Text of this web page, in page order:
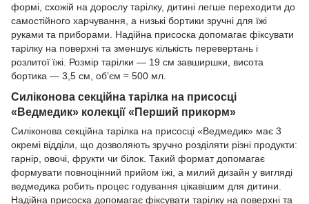
формі, схожій на дорослу тарілку, дитині легше переходити до
самостійного харчування, а низькі бортики зручні для їжі
руками та приборами. Надійна присоска допомагає фіксувати
тарілку на поверхні та зменшує кількість перевертань і
розлитої їжі. Розмір тарілки — 19 см завширшки, висота
бортика — 3,5 см, об’єм ≈ 500 мл.
Силіконова секційна тарілка на присосці
«Ведмедик» колекції «Перший прикорм»
Силіконова секційна тарілка на присосці «Ведмедик» має 3
окремі відділи, що дозволяють зручно розділяти різні продукти:
гарнір, овочі, фрукти чи білок. Такий формат допомагає
формувати повноцінний прийом їжі, а милий дизайн у вигляді
ведмедика робить процес годування цікавішим для дитини.
Надійна присоска допомагає фіксувати тарілку на поверхні та